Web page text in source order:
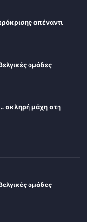
απέναντι
ομάδες
σκληρή μάχη στη
ομάδες